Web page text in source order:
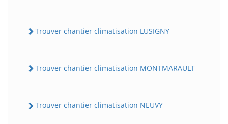
Trouver chantier climatisation LUSIGNY
Trouver chantier climatisation MONTMARAULT
Trouver chantier climatisation NEUVY